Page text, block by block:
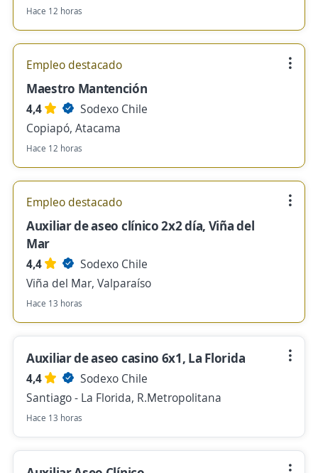
Hace 12 horas
Empleo destacado
Maestro Mantención
4,4
Sodexo Chile
Copiapó, Atacama
Hace 12 horas
Empleo destacado
Auxiliar de aseo clínico 2x2 día, Viña del
Mar
4,4
Sodexo Chile
Viña del Mar, Valparaíso
Hace 13 horas
Auxiliar de aseo casino 6x1, La Florida
4,4
Sodexo Chile
Santiago - La Florida, R.Metropolitana
Hace 13 horas